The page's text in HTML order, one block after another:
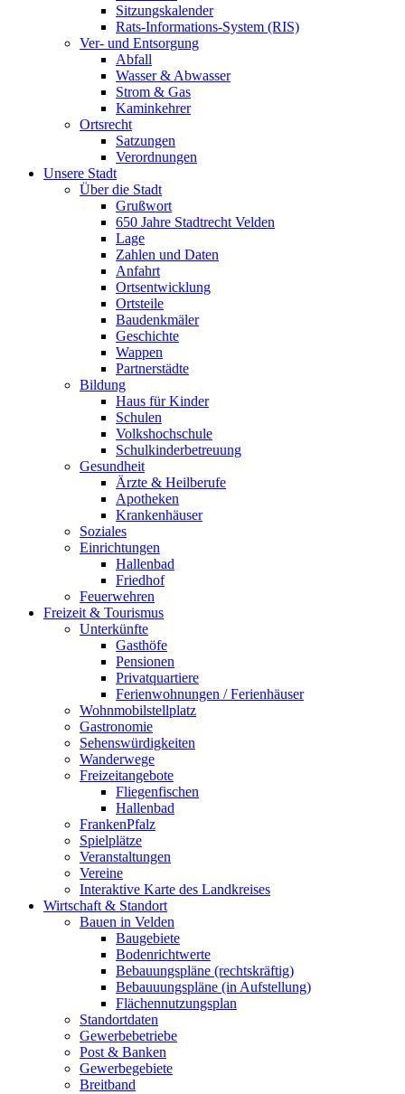
Sitzungskalender
Rats-Informations-System (RIS)
Ver- und Entsorgung
Abfall
Wasser & Abwasser
Strom & Gas
Kaminkehrer
Ortsrecht
Satzungen
Verordnungen
Unsere Stadt
Über die Stadt
Grußwort
650 Jahre Stadtrecht Velden
Lage
Zahlen und Daten
Anfahrt
Ortsentwicklung
Ortsteile
Baudenkmäler
Geschichte
Wappen
Partnerstädte
Bildung
Haus für Kinder
Schulen
Volkshochschule
Schulkinderbetreuung
Gesundheit
Ärzte & Heilberufe
Apotheken
Krankenhäuser
Soziales
Einrichtungen
Hallenbad
Friedhof
Feuerwehren
Freizeit & Tourismus
Unterkünfte
Gasthöfe
Pensionen
Privatquartiere
Ferienwohnungen / Ferienhäuser
Wohnmobilstellplatz
Gastronomie
Sehenswürdigkeiten
Wanderwege
Freizeitangebote
Fliegenfischen
Hallenbad
FrankenPfalz
Spielplätze
Veranstaltungen
Vereine
Interaktive Karte des Landkreises
Wirtschaft & Standort
Bauen in Velden
Baugebiete
Bodenrichtwerte
Bebauungspläne (rechtskräftig)
Bebauuungspläne (in Aufstellung)
Flächennutzungsplan
Standortdaten
Gewerbebetriebe
Post & Banken
Gewerbegebiete
Breitband